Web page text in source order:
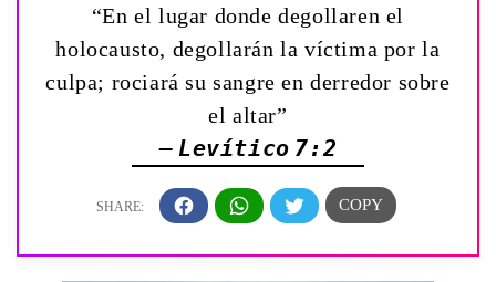
“En el lugar donde degollaren el
holocausto, degollarán la víctima por la
culpa; rociará su sangre en derredor sobre
el altar”
— Levítico 7:2